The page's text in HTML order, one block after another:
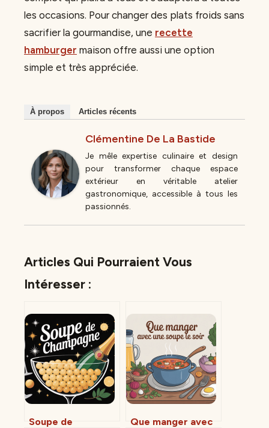
les occasions. Pour changer des plats froids sans
sacrifier la gourmandise, une recette
hamburger maison offre aussi une option
simple et très appréciée.
À propos Articles récents
Clémentine De La Bastide
Je mêle expertise culinaire et design
pour transformer chaque espace
extérieur en véritable atelier
gastronomique, accessible à tous les
passionnés.
Articles Qui Pourraient Vous
Intéresser :
Soupe de
Que manger avec